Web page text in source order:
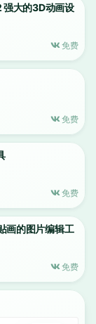
大的3D动画设
免费
免费
免费
画的图片编辑工
免费